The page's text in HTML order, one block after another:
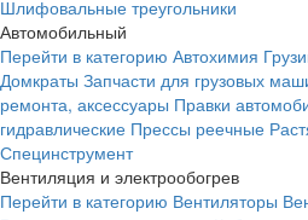
Шлифовальные треугольники
Автомобильный
Перейти в категорию Автохимия
Домкраты Запчасти для грузовых
ремонта, аксессуары Правки
гидравлические Прессы реечные
Специнструмент
Вентиляция и электрообогрев
Перейти в категорию Вентиляторы